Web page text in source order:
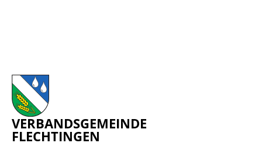
VERBANDSGEMEINDE
FLECHTINGEN